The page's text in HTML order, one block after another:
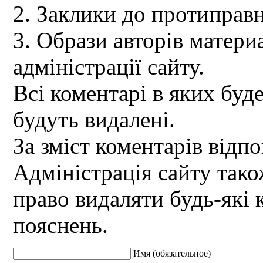
2. Заклики до
3. Образи авторів
адміністрації сайту.
Всі коментарі в яких
будуть видалені.
За зміст коментарів
Адміністрація сайту
право видаляти будь-які
пояснень.
Имя (обязательное)